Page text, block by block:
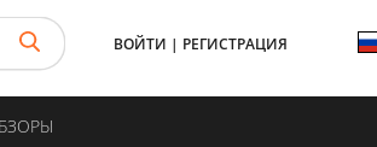
ВОЙТИ | РЕГИСТРАЦИЯ